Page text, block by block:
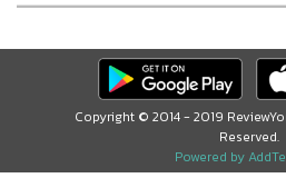
รีวิวทาวน์โฮม
Life+Style
Infographic
Copyright © 2014 - 2019
Reserved.
Powered by